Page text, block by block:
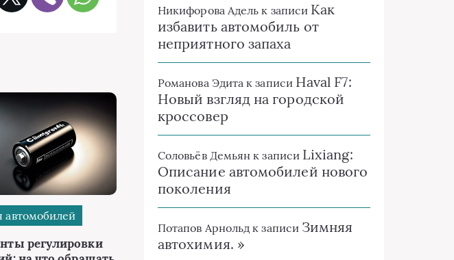
автомобилей
регулировки
Никифорова Адель к записи Как
избавить автомобиль от
неприятного запаха
Романова Эдита к записи Haval F7:
Новый взгляд на городской
кроссовер
Соловьёв Демьян к записи Lixiang:
Описание автомобилей нового
поколения
Потапов Арнольд к записи Зимняя
автохимия. »